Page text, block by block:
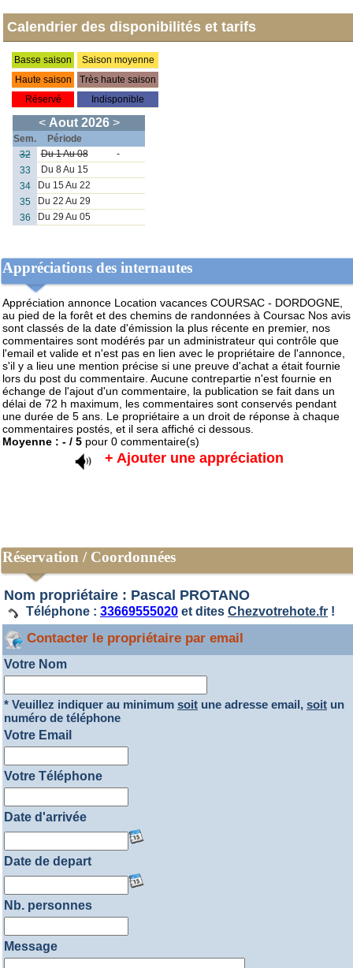
Calendrier des disponibilités et tarifs
Appréciations des internautes
Appréciation annonce Location vacances COURSAC - DORDOGNE,
au pied de la forêt et des chemins de randonnées à Coursac Nos avis
sont classés de la date d'émission la plus récente en premier, nos
commentaires sont modérés par un administrateur qui contrôle que
l'email et valide et n'est pas en lien avec le propriétaire de l'annonce,
s'il y a lieu une mention précise si une preuve d'achat a était fournie
lors du post du commentaire. Aucune contrepartie n'est fournie en
échange de l'ajout d'un commentaire, la publication se fait dans un
délai de 72 h maximum, les commentaires sont conservés pendant
une durée de 5 ans. Le propriétaire a un droit de réponse à chaque
commentaires postés, et il sera affiché ci dessous.
Moyenne : - / 5 pour 0 commentaire(s)
+ Ajouter une appréciation
Réservation / Coordonnées
Nom propriétaire : Pascal PROTANO
Téléphone : 33669555020 et dites Chezvotrehote.fr !
Contacter le propriétaire par email
Votre Nom
* Veuillez indiquer au minimum soit une adresse email, soit un
numéro de téléphone
Votre Email
Votre Téléphone
Date d'arrivée
Date de depart
Nb. personnes
Message